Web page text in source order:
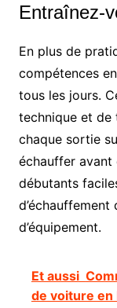
Entraînez-
En plus de
compétences
tous les jours.
technique et de
chaque sortie
échauffer avant
débutants
d’échauffement
d’équipement.
Et aussi
de voiture en